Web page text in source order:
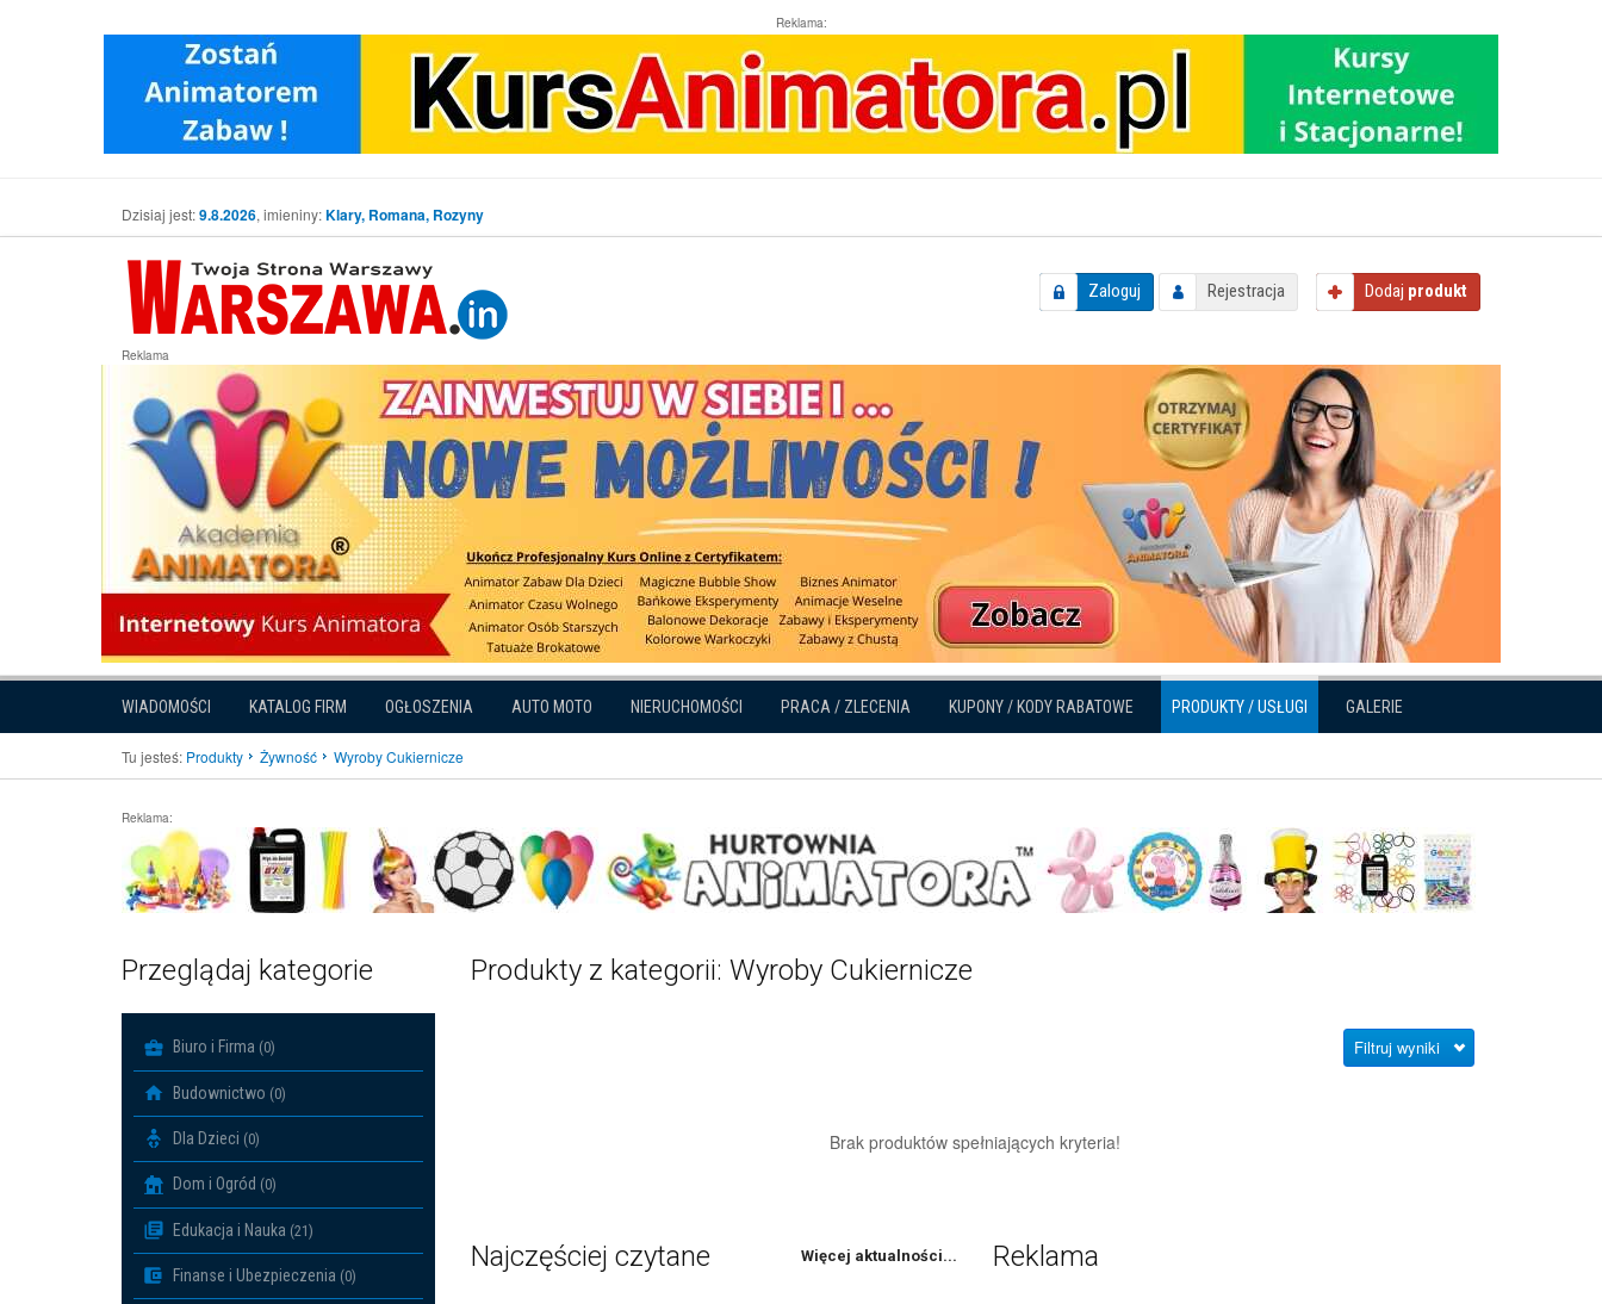
Reklama:
Dzisiaj jest:9.8.2026, imieniny:Klary, Romana, Rozyny
Zaloguj Rejestracja Dodaj produkt
Reklama
WIADOMOŚCI KATALOG FIRM OGŁOSZENIA AUTO MOTO NIERUCHOMOŚCI PRACA / ZLECENIA KUPONY / KODY RABATOWE PRODUKTY / USŁUGI GALERIE
Tu jesteś: Produkty Żywność Wyroby Cukiernicze
Reklama:
Przeglądaj kategorie
Biuro i Firma (0)
Budownictwo (0)
Dla Dzieci (0)
Dom i Ogród (0)
Edukacja i Nauka (21)
Finanse i Ubezpieczenia (0)
Produkty z kategorii: Wyroby Cukiernicze
Filtruj wyniki
Brak produktów spełniających kryteria!
Najczęściej czytane Więcej aktualności... Reklama